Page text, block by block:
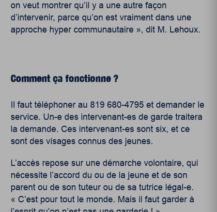
on veut montrer qu’il y a une autre façon
d’intervenir, parce qu’on est vraiment dans une
approche hyper communautaire », dit M. Lehoux.
Comment ça fonctionne ?
Il faut téléphoner au 819 680-4795 et demander le
service. Un-e des intervenant-es de garde traitera
la demande. Ces intervenant-es sont six, et ce
sont des visages connus des jeunes.
L’accès repose sur une démarche volontaire, qui
nécessite l’accord du ou de la jeune et de son
parent ou de son tuteur ou de sa tutrice légal-e.
« C’est pour tout le monde. Mais il faut garder à